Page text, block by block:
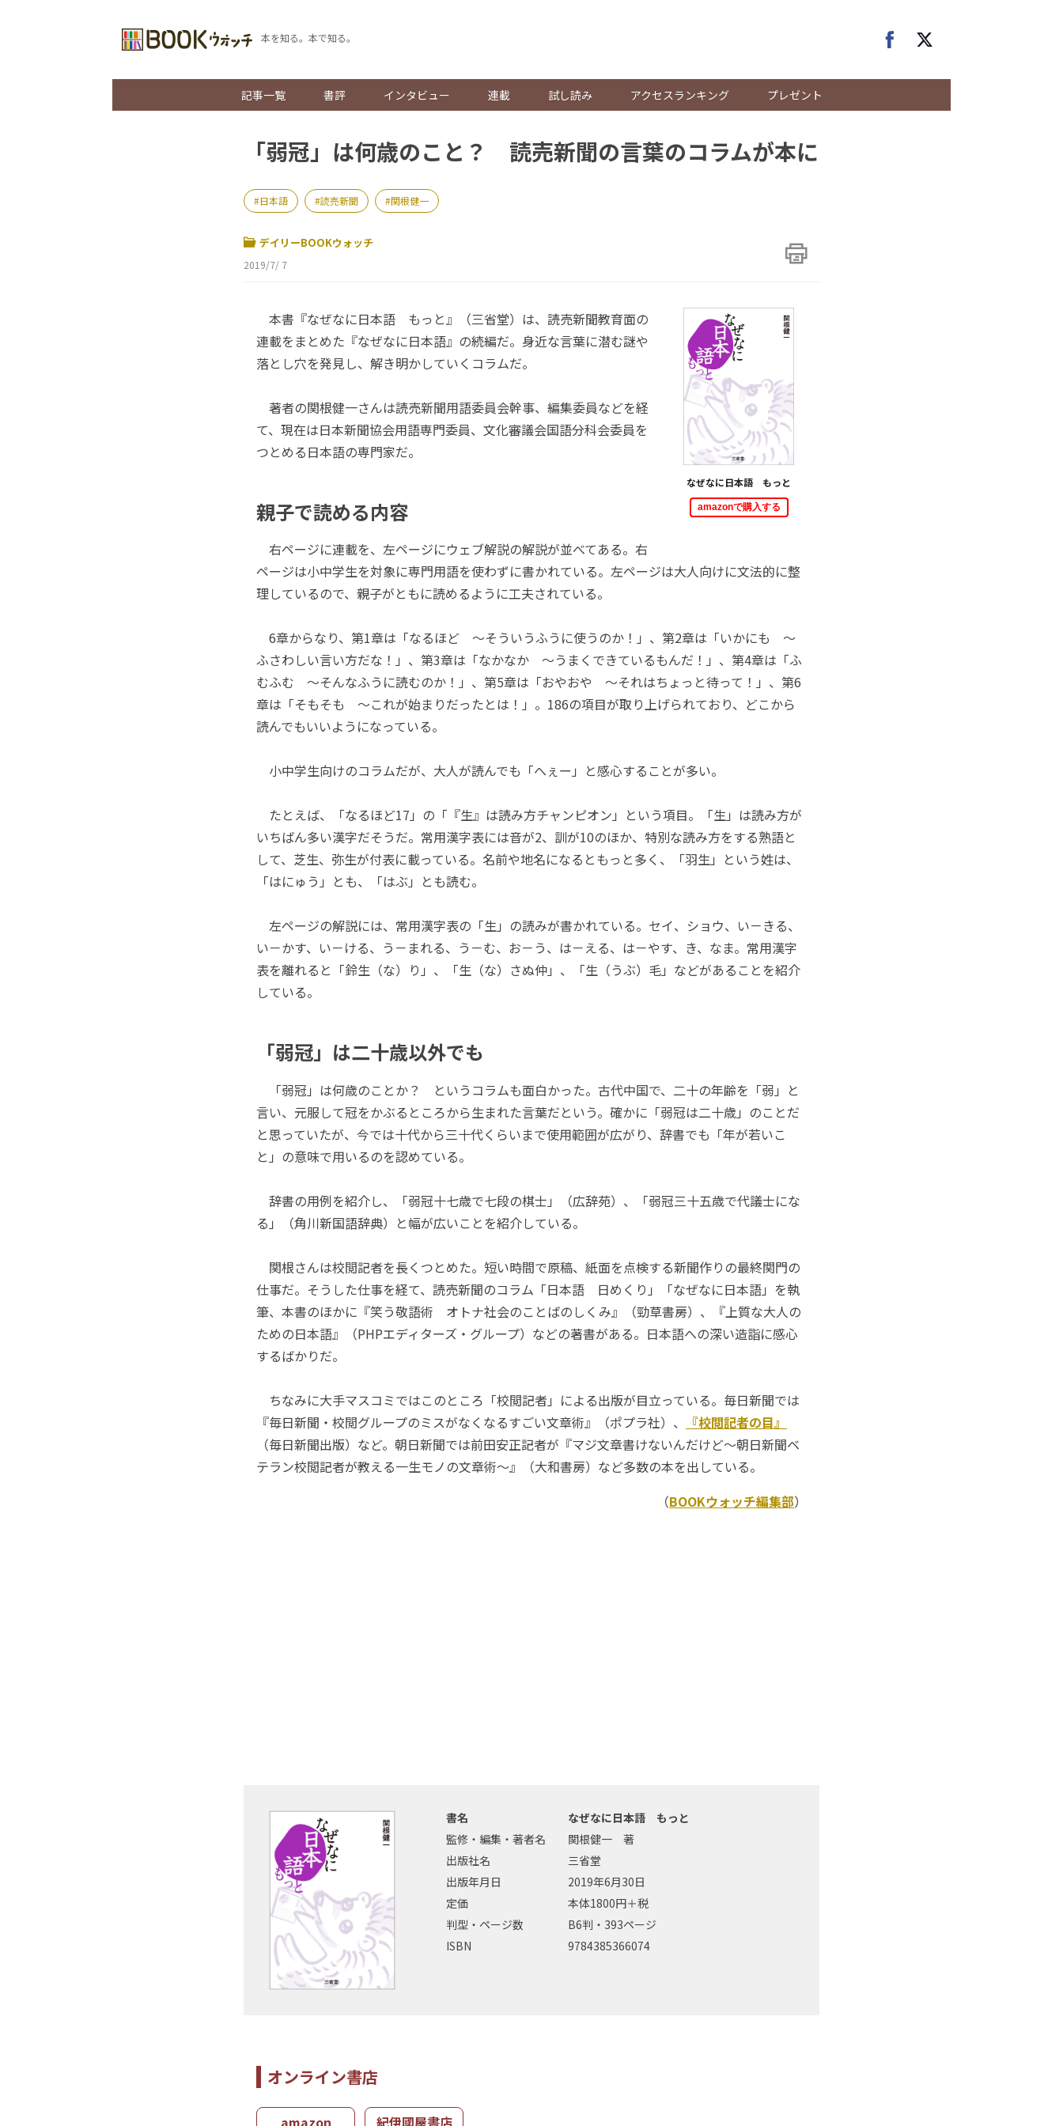
本を知る。本で知る。
記事一覧 書評 インタビュー 連載 試し読み アクセスランキング プレゼント
「弱冠」は何歳のこと？ 読売新聞の言葉のコラムが本に
日本語 読売新聞 関根健一
デイリーBOOKウォッチ
2019/7/ 7
なぜなに日本語 もっと
amazonで購入する
本書『なぜなに日本語 もっと』（三省堂）は、読売新聞教育面の
連載をまとめた『なぜなに日本語』の続編だ。身近な言葉に潜む謎や
落とし穴を発見し、解き明かしていくコラムだ。
著者の関根健一さんは読売新聞用語委員会幹事、編集委員などを経
て、現在は日本新聞協会用語専門委員、文化審議会国語分科会委員を
つとめる日本語の専門家だ。
親子で読める内容
右ページに連載を、左ページにウェブ解説の解説が並べてある。右
ページは小中学生を対象に専門用語を使わずに書かれている。左ページは大人向けに文法的に整
理しているので、親子がともに読めるように工夫されている。
6章からなり、第1章は「なるほど ～そういうふうに使うのか！」、第2章は「いかにも ～
ふさわしい言い方だな！」、第3章は「なかなか ～うまくできているもんだ！」、第4章は「ふ
むふむ ～そんなふうに読むのか！」、第5章は「おやおや ～それはちょっと待って！」、第6
章は「そもそも ～これが始まりだったとは！」。186の項目が取り上げられており、どこから
読んでもいいようになっている。
小中学生向けのコラムだが、大人が読んでも「へぇー」と感心することが多い。
たとえば、「なるほど17」の「『生』は読み方チャンピオン」という項目。「生」は読み方が
いちばん多い漢字だそうだ。常用漢字表には音が2、訓が10のほか、特別な読み方をする熟語と
して、芝生、弥生が付表に載っている。名前や地名になるともっと多く、「羽生」という姓は、
「はにゅう」とも、「はぶ」とも読む。
左ページの解説には、常用漢字表の「生」の読みが書かれている。セイ、ショウ、い－きる、
い－かす、い－ける、う－まれる、う－む、お－う、は－える、は－やす、き、なま。常用漢字
表を離れると「鈴生（な）り」、「生（な）さぬ仲」、「生（うぶ）毛」などがあることを紹介
している。
「弱冠」は二十歳以外でも
「弱冠」は何歳のことか？ というコラムも面白かった。古代中国で、二十の年齢を「弱」と
言い、元服して冠をかぶるところから生まれた言葉だという。確かに「弱冠は二十歳」のことだ
と思っていたが、今では十代から三十代くらいまで使用範囲が広がり、辞書でも「年が若いこ
と」の意味で用いるのを認めている。
辞書の用例を紹介し、「弱冠十七歳で七段の棋士」（広辞苑）、「弱冠三十五歳で代議士にな
る」（角川新国語辞典）と幅が広いことを紹介している。
関根さんは校閲記者を長くつとめた。短い時間で原稿、紙面を点検する新聞作りの最終関門の
仕事だ。そうした仕事を経て、読売新聞のコラム「日本語 日めくり」「なぜなに日本語」を執
筆、本書のほかに『笑う敬語術 オトナ社会のことばのしくみ』（勁草書房）、『上質な大人の
ための日本語』（PHPエディターズ・グループ）などの著書がある。日本語への深い造詣に感心
するばかりだ。
ちなみに大手マスコミではこのところ「校閲記者」による出版が目立っている。毎日新聞では
『毎日新聞・校閲グループのミスがなくなるすごい文章術』（ポプラ社）、
『校閲記者の目』
（毎日新聞出版）など。朝日新聞では前田安正記者が『マジ文章書けないんだけど～朝日新聞ベ
テラン校閲記者が教える一生モノの文章術～』（大和書房）など多数の本を出している。
（BOOKウォッチ編集部）
書名
なぜなに日本語 もっと
監修・編集・著者名
関根健一 著
出版社名
三省堂
出版年月日
2019年6月30日
定価
本体1800円＋税
判型・ページ数
B6判・393ページ
ISBN
9784385366074
オンライン書店
amazon 紀伊國屋書店